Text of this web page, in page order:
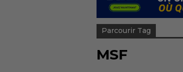
Parcourir Tag
MSF